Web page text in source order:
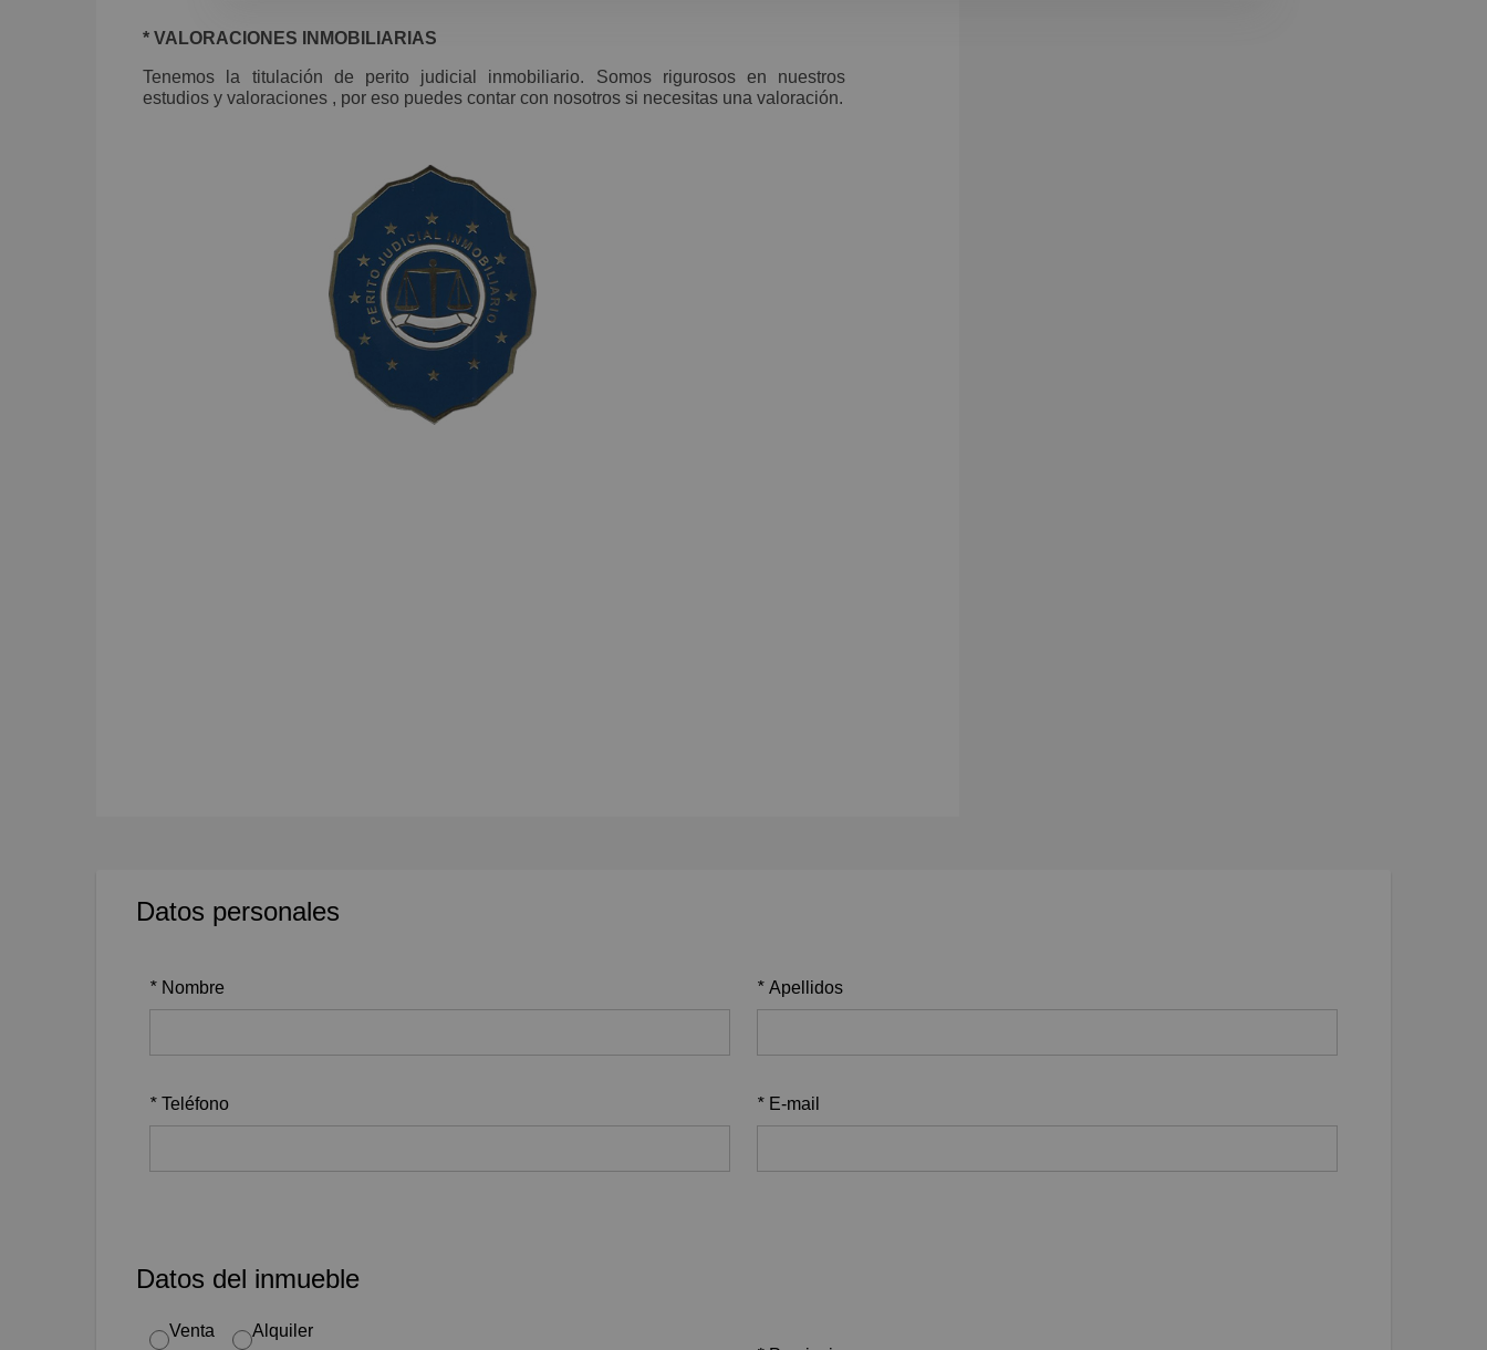
* VALORACIONES INMOBILIARIAS
Tenemos la titulación de perito judicial inmobiliario. Somos rigurosos en nuestros
estudios y valoraciones , por eso puedes contar con nosotros si necesitas una valoración.
Datos personales
* Nombre * Apellidos
* Teléfono * E-mail
Datos del inmueble
Venta
Alquiler